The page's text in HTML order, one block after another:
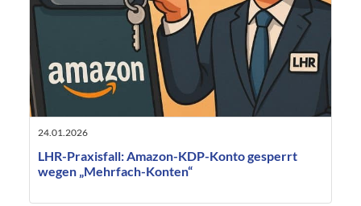
24.01.2026
LHR-Praxisfall: Amazon-KDP-Konto gesperrt
wegen „Mehrfach-Konten“